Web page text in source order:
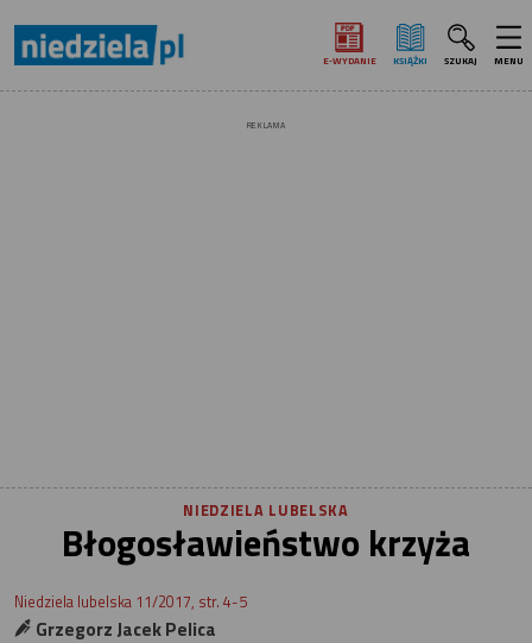
E‑WYDANIE KSIĄŻKI SZUKAJ MENU
REKLAMA
NIEDZIELA LUBELSKA
Błogosławieństwo krzyża
Niedziela lubelska 11/2017, str. 4-5
Grzegorz Jacek Pelica